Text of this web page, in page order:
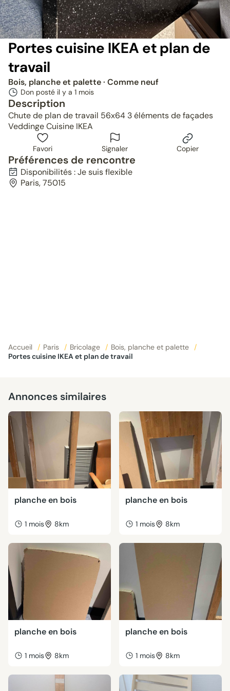
Portes cuisine IKEA et plan de
travail
Bois, planche et palette· Comme neuf
Don posté il y a 1 mois
Description
Chute de plan de travail 56x64 3 éléments de façades
Veddinge Cuisine IKEA
Favori Signaler Copier
Préférences de rencontre
Disponibilités : Je suis flexible
Paris, 75015
Accueil / Paris / Bricolage / Bois, planche et palette
/
Portes cuisine IKEA et plan de travail
Annonces similaires
planche en bois
1 mois 8km
planche en bois
1 mois 8km
planche en bois
1 mois 8km
planche en bois
1 mois 8km